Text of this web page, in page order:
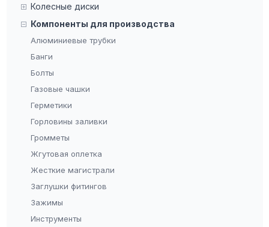
Колесные диски
Компоненты для производства
Алюминиевые трубки
Банги
Болты
Газовые чашки
Герметики
Горловины заливки
Громметы
Жгутовая оплетка
Жесткие магистрали
Заглушки фитингов
Зажимы
Инструменты